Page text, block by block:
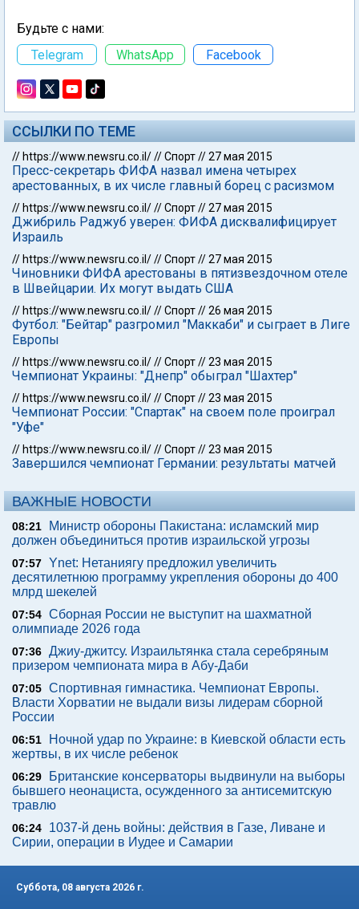
Будьте с нами:
Telegram
WhatsApp Facebook
ССЫЛКИ ПО ТЕМЕ
// https://www.newsru.co.il///Спорт//27 мая 2015
Пресс-секретарь ФИФА назвал имена четырех
арестованных, в их числе главный борец с расизмом
// https://www.newsru.co.il///Спорт//27 мая 2015
Джибриль Раджуб уверен: ФИФА дисквалифицирует
Израиль
// https://www.newsru.co.il///Спорт//27 мая 2015
Чиновники ФИФА арестованы в пятизвездочном отеле
в Швейцарии. Их могут выдать США
// https://www.newsru.co.il///Спорт//26 мая 2015
Футбол: "Бейтар" разгромил "Маккаби" и сыграет в Лиге
Европы
// https://www.newsru.co.il///Спорт//23 мая 2015
Чемпионат Украины: "Днепр" обыграл "Шахтер"
// https://www.newsru.co.il///Спорт//23 мая 2015
Чемпионат России: "Спартак" на своем поле проиграл
"Уфе"
// https://www.newsru.co.il///Спорт//23 мая 2015
Завершился чемпионат Германии: результаты матчей
ВАЖНЫЕ НОВОСТИ
08:21
Министр обороны Пакистана: исламский мир
должен объединиться против израильской угрозы
07:57 Ynet: Нетаниягу предложил увеличить
десятилетнюю программу укрепления обороны до 400
млрд шекелей
07:54 Сборная России не выступит на шахматной
олимпиаде 2026 года
07:36 Джиу-джитсу. Израильтянка стала серебряным
призером чемпионата мира в Абу-Даби
07:05 Спортивная гимнастика. Чемпионат Европы.
Власти Хорватии не выдали визы лидерам сборной
России
06:51
Ночной удар по Украине: в Киевской области есть
жертвы, в их числе ребенок
06:29
Британские консерваторы выдвинули на выборы
бывшего неонациста, осужденного за антисемитскую
травлю
06:24
1037-й день войны: действия в Газе, Ливане и
Сирии, операции в Иудее и Самарии
Суббота, 08 августа 2026 г.